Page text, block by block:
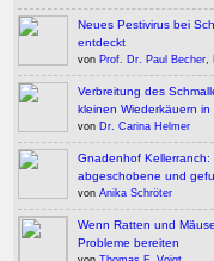
Neues Pestivirus bei
entdeckt
von Prof. Dr. Paul Becher,
Verbreitung des
kleinen Wiederkäuern in
von Dr. Carina Helmer
Gnadenhof Kellerranch:
abgeschobene und
von Anika Schröter
Wenn Ratten und
Probleme bereiten